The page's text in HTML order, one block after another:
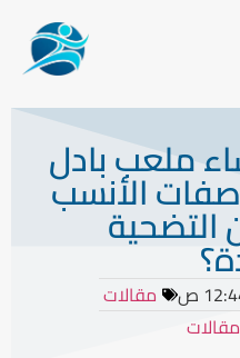
ملعب بادل
الأنسب
التضحية
ص
مقالات